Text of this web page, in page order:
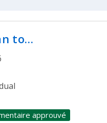
to…
approuvé